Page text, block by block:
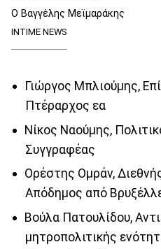
Ο Βαγγέλης Μεϊμαράκης
INTIME NEWS
Γιώργος Μπλιούμης,
Πτέραρχος εα
Νίκος Ναούμης,
Συγγραφέας
Ορέστης Ομράν,
Απόδημος από
Βούλα Πατουλίδου,
μητροπολιτικής